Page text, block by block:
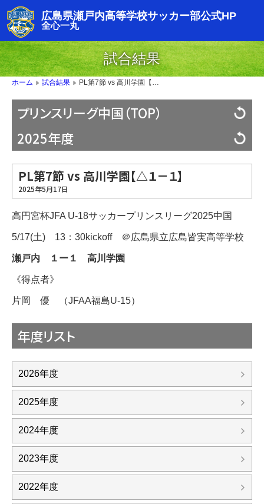
広島県瀬戸内高等学校サッカー部公式HP
全心一丸
試合結果
ホーム ▶ 試合結果 ▶
プリンスリーグ中国（TOP）
2025年度
PL第7節 vs 高川学園【△１－１】
2025年5月17日
高円宮杯JFA U-18サッカープリンスリーグ2025中国
5/17(土) 13：30kickoff ＠広島県立広島皆実高等学校
瀬戸内 １ー１ 高川学園
《得点者》
片岡 優 （JFAA福島U-15）
年度リスト
2026年度
2025年度
2024年度
2023年度
2022年度